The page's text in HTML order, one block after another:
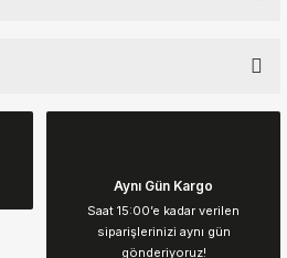
ederiz.
görüntülenemiyor.
Aynı Gün Kargo
Saat 15:00’e kadar verilen
siparişlerinizi aynı gün
gönderiyoruz!